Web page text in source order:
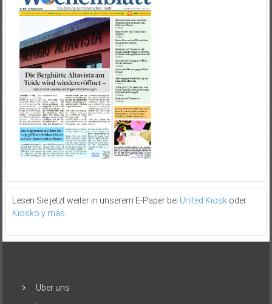
Lesen Sie jetzt weiter in unserem E-Paper bei United Kioskoder
Kiosko y más.
Über uns